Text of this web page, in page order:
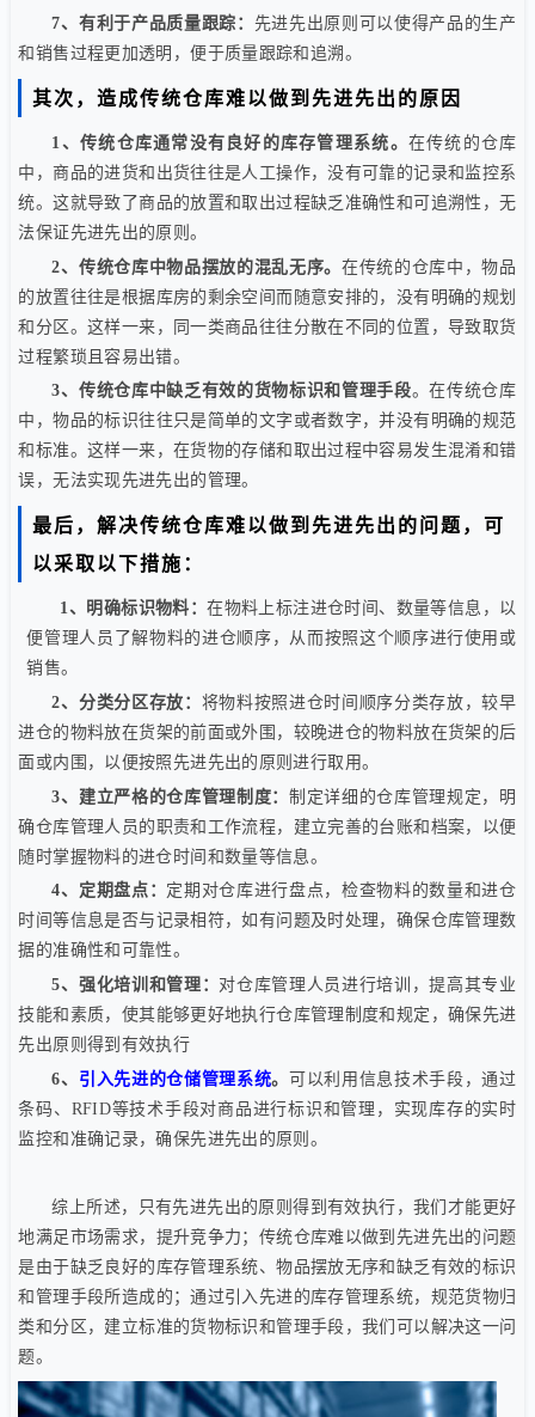
7、有利于产品质量跟踪： 先进先出原则可以使得产品的生产
和销售过程更加透明，便于质量跟踪和追溯。
其次，造成传统仓库难以做到先进先出的原因
1、传统仓库通常没有良好的库存管理系统。 在传统的仓库
中，商品的进货和出货往往是人工操作，没有可靠的记录和监控系
统。这就导致了商品的放置和取出过程缺乏准确性和可追溯性，无
法保证先进先出的原则。
2、传统仓库中物品摆放的混乱无序。在传统的仓库中，物品
的放置往往是根据库房的剩余空间而随意安排的，没有明确的规划
和分区。这样一来，同一类商品往往分散在不同的位置，导致取货
过程繁琐且容易出错。
3、传统仓库中缺乏有效的货物标识和管理手段。在传统仓库
中，物品的标识往往只是简单的文字或者数字，并没有明确的规范
和标准。这样一来，在货物的存储和取出过程中容易发生混淆和错
误，无法实现先进先出的管理。
最后，解决传统仓库难以做到先进先出的问题，可
以采取以下措施：
1、明确标识物料：在物料上标注进仓时间、数量等信息，以
便管理人员了解物料的进仓顺序，从而按照这个顺序进行使用或
销售。
2、分类分区存放： 将物料按照进仓时间顺序分类存放，较早
进仓的物料放在货架的前面或外围，较晚进仓的物料放在货架的后
面或内围，以便按照先进先出的原则进行取用。
3、建立严格的仓库管理制度： 制定详细的仓库管理规定，明
确仓库管理人员的职责和工作流程，建立完善的台账和档案，以便
随时掌握物料的进仓时间和数量等信息。
4、定期盘点： 定期对仓库进行盘点，检查物料的数量和进仓
时间等信息是否与记录相符，如有问题及时处理，确保仓库管理数
据的准确性和可靠性。
5、强化培训和管理： 对仓库管理人员进行培训，提高其专业
技能和素质，使其能够更好地执行仓库管理制度和规定，确保先进
先出原则得到有效执行
6、 引入先进的仓储管理系统。
可以利用信息技术手段，通过
条码、RFID等技术手段对商品进行标识和管理，实现库存的实时
监控和准确记录，确保先进先出的原则。
综上所述，只有先进先出的原则得到有效执行，我们才能更好
地满足市场需求，提升竞争力 ； 传统仓库难以做到先进先出的问题
是由于缺乏良好的库存管理系统、物品摆放无序和缺乏有效的标识
和管理手段所造成的 ；通过引入先进的库存管理系统，规范货物归
类和分区，建立标准的货物标识和管理手段，我们可以解决这一问
题。